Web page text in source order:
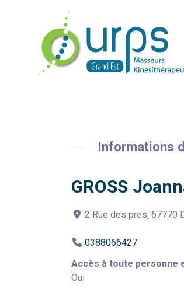
Informations
GROSS
2 Rue des pres, 67770
0388066427
Accès à toute personne
Oui